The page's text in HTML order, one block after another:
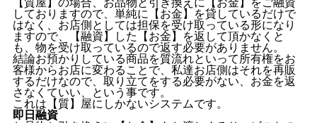
しておりますので、単純に【お金】を貸しているだけで
はなく、お店側としては担保を受け取っている形になり
ますので、【融資】した【お金】を返して頂かなくと
も、物を受け取っているので返す必要がありません。
結論お預かりしている商品を質流れといって所有権をお
客様からお店に変わることで、私達お店側はそれを再販
するだけなので、取り立てをする必要がない、お金を返
さなくていい、という事です。
これは【質】屋にしかないシステムです。
即日融資